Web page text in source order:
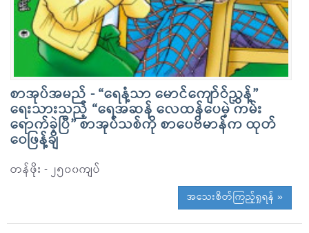
စာအုပ်အမည် - “ရေနံ့သာ မောင်ကျော််ညွှန့်”
ရေးသားသည့် “ရေအဆန် လေထန်ပေမဲ့ ကမ်း
ရောက်ခဲ့ပြီ” စာအုပ်သစ်ကို စာပေဗိမာန်က ထုတ်
ဝေဖြန့်ချိ
တန်ဖိုး - ၂၅၀၀ကျပ်
အသေးစိတ်ကြည့်ရှုရန် »